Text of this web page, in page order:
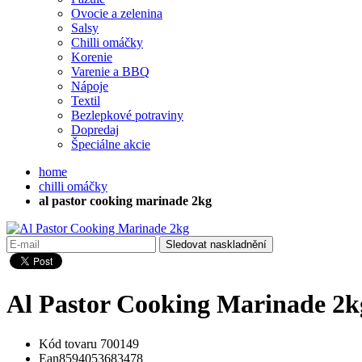
Ovocie a zelenina
Salsy
Chilli omáčky
Korenie
Varenie a BBQ
Nápoje
Textil
Bezlepkové potraviny
Dopredaj
Špeciálne akcie
home
chilli omáčky
al pastor cooking marinade 2kg
Sledovat naskladnění
Al Pastor Cooking Marinade
Kód tovaru 700149
Ean8594053683478